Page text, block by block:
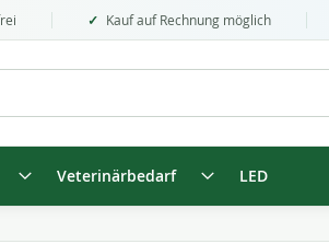
Kauf auf Rechnung möglich
Veterinärbedarf LED